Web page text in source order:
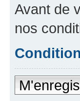
Avant de
nos